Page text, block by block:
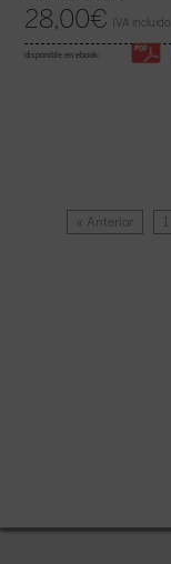
28,00€ IVA incluido
disponible en ebook:
« Anterior 1